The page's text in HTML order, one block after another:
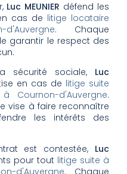
Luc MEUNIER défend les
cas de litige locataire
. Chaque
garantir le respect des
sécurité sociale, Luc
en cas de litige suite
Cournon-d'Auvergne.
vise à faire reconnaître
les intérêts des
est contestée, Luc
pour tout litige suite à